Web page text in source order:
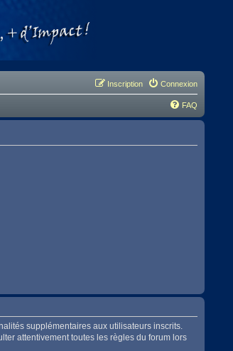
Connexion
Inscription
FAQ
supplémentaires aux utilisateurs inscrits.
attentivement toutes les règles du forum lors